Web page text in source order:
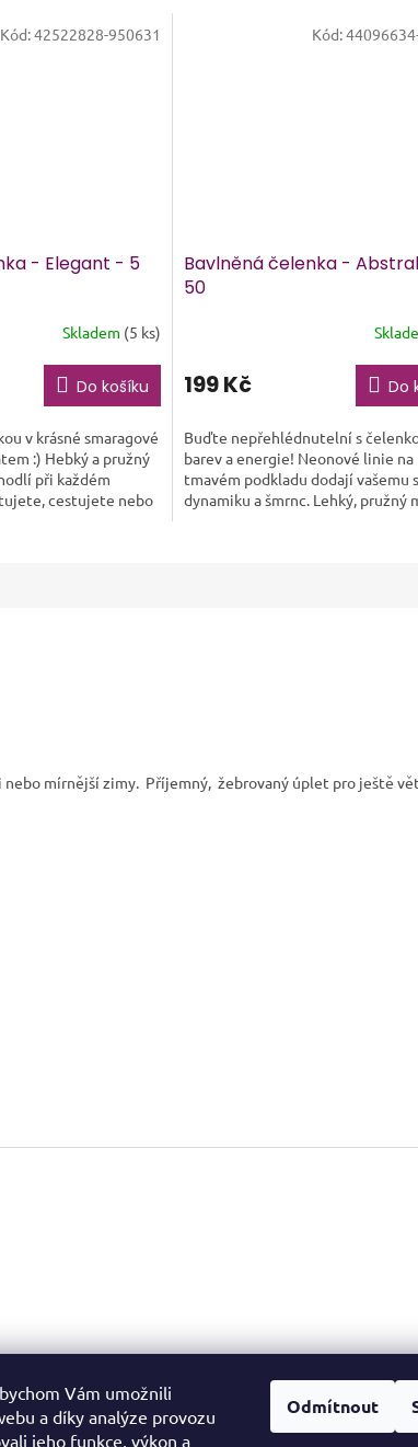
Vám umožnili
a díky analýze provozu
jeho funkce, výkon a
Odmítnout
- Elegant - 5
Skladem (5 ks)
Do košíku
v krásné smaragové
:) Hebký a pružný
při každém
cestujete nebo
Kód:42522828-950631
Bavlněná čelenka -
50
produktu
je
z
5
hvězdiček.
199 Kč Do
Buďte nepřehlédnutelní s
barev a energie! Neonové linie na
tmavém podkladu dodají vašemu
dynamiku a šmrnc. Lehký, pružný
Kód:
nebo mírnější zimy. Příjemný, žebrovaný úplet pro ještě
Facebook